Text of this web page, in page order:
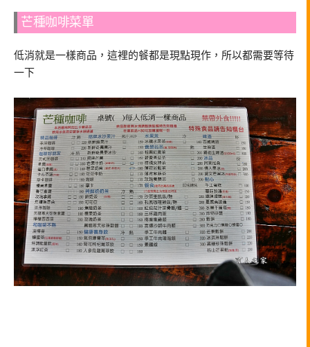
芒種咖啡菜單
低消就是一樣商品，這裡的餐都是現點現作，所以都需要等待
一下